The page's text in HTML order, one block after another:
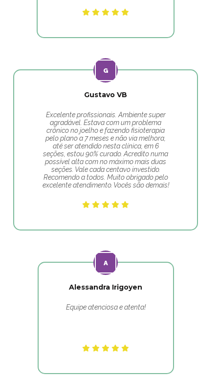
Gustavo VB
Excelente profissionais. Ambiente super
agradável. Estava com um problema
crônico no joelho e fazendo fisioterapia
pelo plano a 7 meses e não via melhora,
até ser atendido nesta clínica, em 6
seções, estou 90% curado. Acredito numa
possível alta com no máximo mais duas
seções. Vale cada centavo investido.
Recomendo a todos. Muito obrigado pelo
excelente atendimento. Vocês são demais!
Alessandra Irigoyen
Equipe atenciosa e atenta!